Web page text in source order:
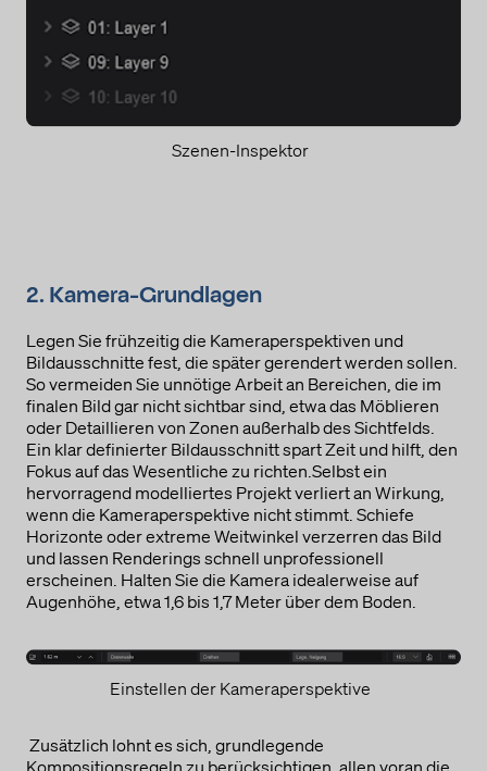
Szenen-Inspektor
2. Kamera-Grundlagen
Legen Sie frühzeitig die Kameraperspektiven und
Bildausschnitte fest, die später gerendert werden sollen.
So vermeiden Sie unnötige Arbeit an Bereichen, die im
finalen Bild gar nicht sichtbar sind, etwa das Möblieren
oder Detaillieren von Zonen außerhalb des Sichtfelds.
Ein klar definierter Bildausschnitt spart Zeit und hilft, den
Fokus auf das Wesentliche zu richten.Selbst ein
hervorragend modelliertes Projekt verliert an Wirkung,
wenn die Kameraperspektive nicht stimmt. Schiefe
Horizonte oder extreme Weitwinkel verzerren das Bild
und lassen Renderings schnell unprofessionell
erscheinen. Halten Sie die Kamera idealerweise auf
Augenhöhe, etwa 1,6 bis 1,7 Meter über dem Boden.
Einstellen der Kameraperspektive
Zusätzlich lohnt es sich, grundlegende